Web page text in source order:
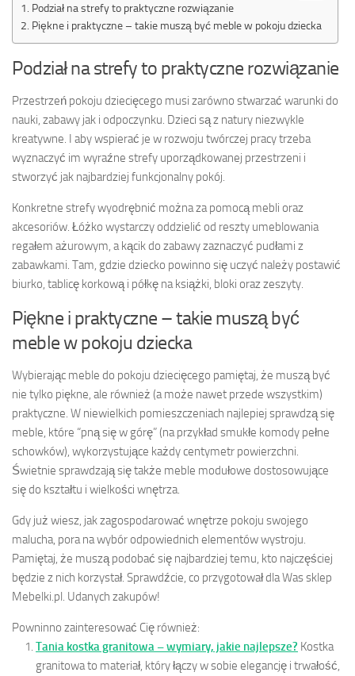
Podział na strefy to praktyczne rozwiązanie
Piękne i praktyczne – takie muszą być meble w pokoju dziecka
Podział na strefy to praktyczne rozwiązanie
Przestrzeń pokoju dziecięcego musi zarówno stwarzać warunki do
nauki, zabawy jak i odpoczynku. Dzieci są z natury niezwykle
kreatywne. I aby wspierać je w rozwoju twórczej pracy trzeba
wyznaczyć im wyraźne strefy uporządkowanej przestrzeni i
stworzyć jak najbardziej funkcjonalny pokój.
Konkretne strefy wyodrębnić można za pomocą mebli oraz
akcesoriów. Łóżko wystarczy oddzielić od reszty umeblowania
regałem ażurowym, a kącik do zabawy zaznaczyć pudłami z
zabawkami. Tam, gdzie dziecko powinno się uczyć należy postawić
biurko, tablicę korkową i półkę na książki, bloki oraz zeszyty.
Piękne i praktyczne – takie muszą być
meble w pokoju dziecka
Wybierając meble do pokoju dziecięcego pamiętaj, że muszą być
nie tylko piękne, ale również (a może nawet przede wszystkim)
praktyczne. W niewielkich pomieszczeniach najlepiej sprawdzą się
meble, które “pną się w górę” (na przykład smukłe komody pełne
schowków), wykorzystujące każdy centymetr powierzchni.
Świetnie sprawdzają się także meble modułowe dostosowujące
się do kształtu i wielkości wnętrza.
Gdy już wiesz, jak zagospodarować wnętrze pokoju swojego
malucha, pora na wybór odpowiednich elementów wystroju.
Pamiętaj, że muszą podobać się najbardziej temu, kto najczęściej
będzie z nich korzystał. Sprawdźcie, co przygotował dla Was sklep
Mebelki.pl. Udanych zakupów!
Powninno zainteresować Cię również:
Tania kostka granitowa – wymiary, jakie najlepsze? Kostka
granitowa to materiał, który łączy w sobie elegancję i trwałość,